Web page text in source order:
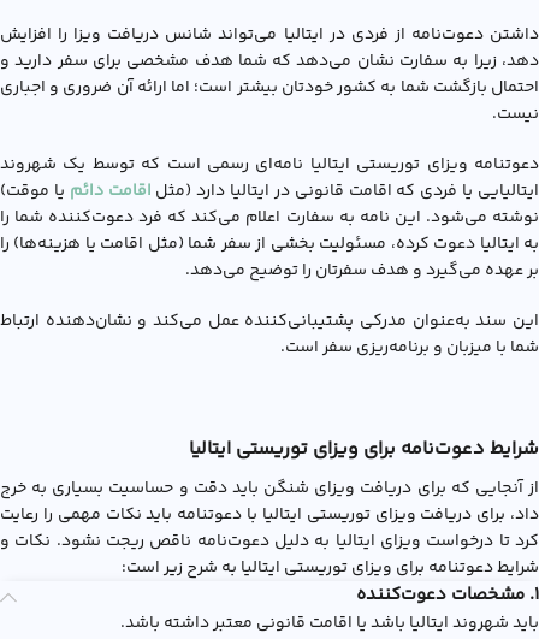
داشتن دعوت‌نامه از فردی در ایتالیا می‌تواند شانس دریافت ویزا را افزایش
دهد، زیرا به سفارت نشان می‌دهد که شما هدف مشخصی برای سفر دارید و
احتمال بازگشت شما به کشور خودتان بیشتر است؛ اما ارائه آن ضروری و اجباری
نیست.
دعوتنامه ویزای توریستی ایتالیا نامه‌ای رسمی است که توسط یک شهروند
ایتالیایی یا فردی که اقامت قانونی در ایتالیا دارد (مثل اقامت دائم یا موقت)
نوشته می‌شود. این نامه به سفارت اعلام می‌کند که فرد دعوت‌کننده شما را
به ایتالیا دعوت کرده، مسئولیت بخشی از سفر شما (مثل اقامت یا هزینه‌ها) را
بر عهده می‌گیرد و هدف سفرتان را توضیح می‌دهد.
این سند به‌عنوان مدرکی پشتیبانی‌کننده عمل می‌کند و نشان‌دهنده ارتباط
شما با میزبان و برنامه‌ریزی سفر است.
شرایط دعوت‌نامه برای ویزای توریستی ایتالیا
از آنجایی که برای دریافت ویزای شنگن باید دقت و حساسیت بسیاری به خرج
داد، برای دریافت ویزای توریستی ایتالیا با دعوتنامه باید نکات مهمی را رعایت
کرد تا درخواست ویزای ایتالیا به دلیل دعوت‌نامه ناقص ریجت نشود. نکات و
شرایط دعوتنامه برای ویزای توریستی ایتالیا به شرح زیر است:
1. مشخصات دعوت‌کننده
باید شهروند ایتالیا باشد یا اقامت قانونی معتبر داشته باشد.